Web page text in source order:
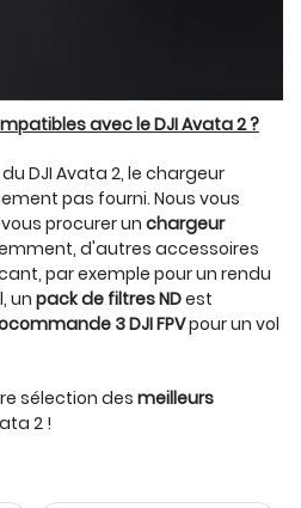
avec le DJI Avata 2 ?
DJI Avata 2, le chargeur
pas fourni. Nous vous
procurer un chargeur
d'autres accessoires
par exemple pour un rendu
un pack de filtres NDest
3 DJI FPVpour un vol
sélection des meilleurs
2 !